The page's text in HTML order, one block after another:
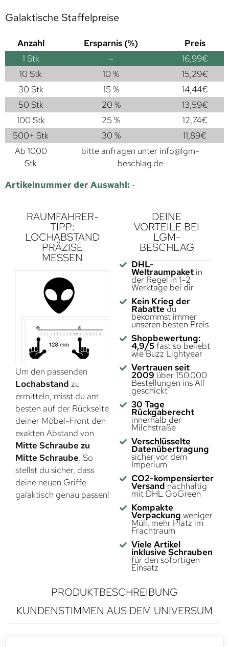
Galaktische Staffelpreise
Anzahl Ersparnis (%)
Preis
1 Stk — 16,99€
10 Stk
10 % 15,29€
30 Stk
15 % 14,44€
50 Stk
20 % 13,59€
100 Stk
25 % 12,74€
500+ Stk
30 % 11,89€
Ab 1000
Stk
bitte anfragen unter info@lgm-
beschlag.de
Artikelnummer der Auswahl: -
RAUMFAHRER-
TIPP:
LOCHABSTAND
PRÄZISE
MESSEN
Um den passenden
Lochabstand zu
ermitteln, misst du am
besten auf der Rückseite
deiner Möbel-Front den
exakten Abstand von
Mitte Schraube zu
Mitte Schraube. So
stellst du sicher, dass
deine neuen Griffe
galaktisch genau passen!
DEINE
VORTEILE BEI
LGM-
BESCHLAG
DHL-
Weltraumpaketin
der Regel in 1–2
Werktage bei dir
Kein Krieg der
Rabatte du
bekommst immer
unseren besten Preis
Shopbewertung:
4,9/5fast so beliebt
wie Buzz Lightyear
Vertrauen seit
2009 über 150.000
Bestellungen ins All
geschickt
30 Tage
Rückgaberecht
innerhalb der
Milchstraße
Verschlüsselte
Datenübertragung
sicher vor dem
Imperium
CO2-kompensierter
Versand nachhaltig
mit DHL GoGreen
Kompakte
Verpackung weniger
Müll, mehr Platz im
Frachtraum
Viele Artikel
inklusive Schrauben
für den sofortigen
Einsatz
PRODUKTBESCHREIBUNG
KUNDENSTIMMEN AUS DEM UNIVERSUM